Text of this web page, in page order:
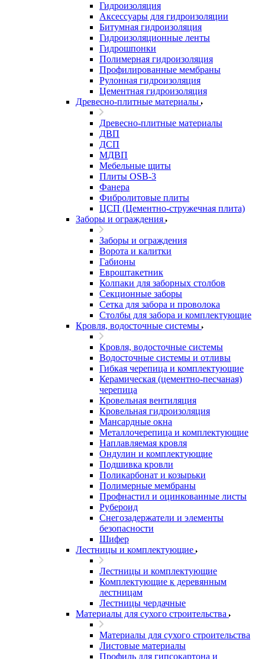
Гидроизоляция
Аксессуары для гидроизоляции
Битумная гидроизоляция
Гидроизоляционные ленты
Гидрошпонки
Полимерная гидроизоляция
Профилированные мембраны
Рулонная гидроизоляция
Цементная гидроизоляция
Древесно-плитные материалы
Древесно-плитные материалы
ДВП
ДСП
МДВП
Мебельные щиты
Плиты OSB-3
Фанера
Фибролитовые плиты
ЦСП (Цементно-стружечная плита)
Заборы и ограждения
Заборы и ограждения
Ворота и калитки
Габионы
Евроштакетник
Колпаки для заборных столбов
Секционные заборы
Сетка для забора и проволока
Столбы для забора и комплектующие
Кровля, водосточные системы
Кровля, водосточные системы
Водосточные системы и отливы
Гибкая черепица и комплектующие
Керамическая (цементно-песчаная)
черепица
Кровельная вентиляция
Кровельная гидроизоляция
Мансардные окна
Металлочерепица и комплектующие
Наплавляемая кровля
Ондулин и комплектующие
Подшивка кровли
Поликарбонат и козырьки
Полимерные мембраны
Профнастил и оцинкованные листы
Рубероид
Снегозадержатели и элементы
безопасности
Шифер
Лестницы и комплектующие
Лестницы и комплектующие
Комплектующие к деревянным
лестницам
Лестницы чердачные
Материалы для сухого строительства
Материалы для сухого строительства
Листовые материалы
Профиль для гипсокартона и